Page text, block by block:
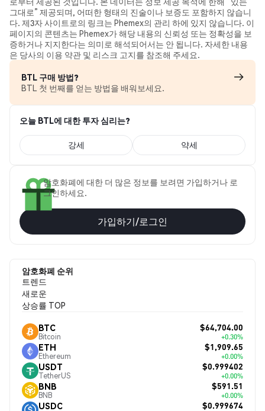
그대로” 제공되며, 어떠한 형태의 진술이나 보증도 포함하지 않습니
다. 제3자 사이트로의 링크는 Phemex의 관리 하에 있지 않습니다. 이
페이지의 콘텐츠는 Phemex가 해당 내용의 신뢰성 또는 정확성을 보
증하거나 지지한다는 의미로 해석되어서는 안 됩니다. 자세한 내용
은 당사의 이용 약관 및 리스크 고지를 참조해 주세요.
BTL 구매 방법?
BTL 첫 번째를 얻는 방법을 배워보세요.
오늘 BTL에 대한 투자 심리는?
강세 약세
암호화폐에 대한 더 많은 정보를 보려면 가입하거나 로
그인하세요.
가입하기/로그인
암호화폐 순위
트렌드
새로운
상승률 TOP
BTC
Bitcoin
$64,704.00
+0.30%
ETH
Ethereum
$1,909.65
+0.00%
USDT
TetherUS
$0.999402
+0.00%
BNB
BNB
$591.51
+0.00%
USDC $0.999674